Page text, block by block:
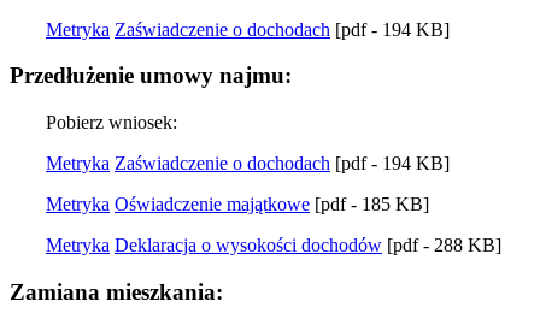
Metryka Zaświadczenie o dochodach [pdf - 194 KB]
Przedłużenie umowy najmu:
Pobierz wniosek:
Metryka Zaświadczenie o dochodach [pdf - 194 KB]
Metryka Oświadczenie majątkowe [pdf - 185 KB]
Metryka Deklaracja o wysokości dochodów [pdf - 288 KB]
Zamiana mieszkania: